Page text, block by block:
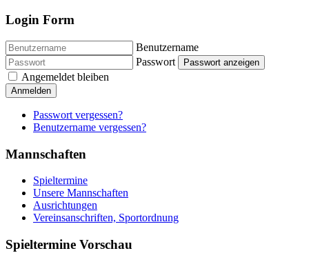
Login Form
Benutzername
Passwort
Passwort anzeigen
Angemeldet bleiben
Anmelden
Passwort vergessen?
Benutzername vergessen?
Mannschaften
Spieltermine
Unsere Mannschaften
Ausrichtungen
Vereinsanschriften, Sportordnung
Spieltermine Vorschau